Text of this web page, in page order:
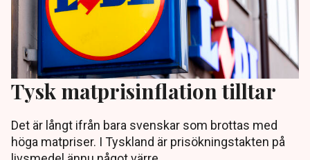
Tysk matprisinflation tilltar
Det är långt ifrån bara svenskar som brottas med
höga matpriser. I Tyskland är prisökningstakten på